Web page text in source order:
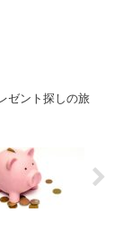
ゼント探しの旅